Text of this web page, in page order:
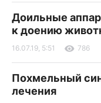
Доильные
к доению
16.07.19, 5:51 786
Похмельный
лечения